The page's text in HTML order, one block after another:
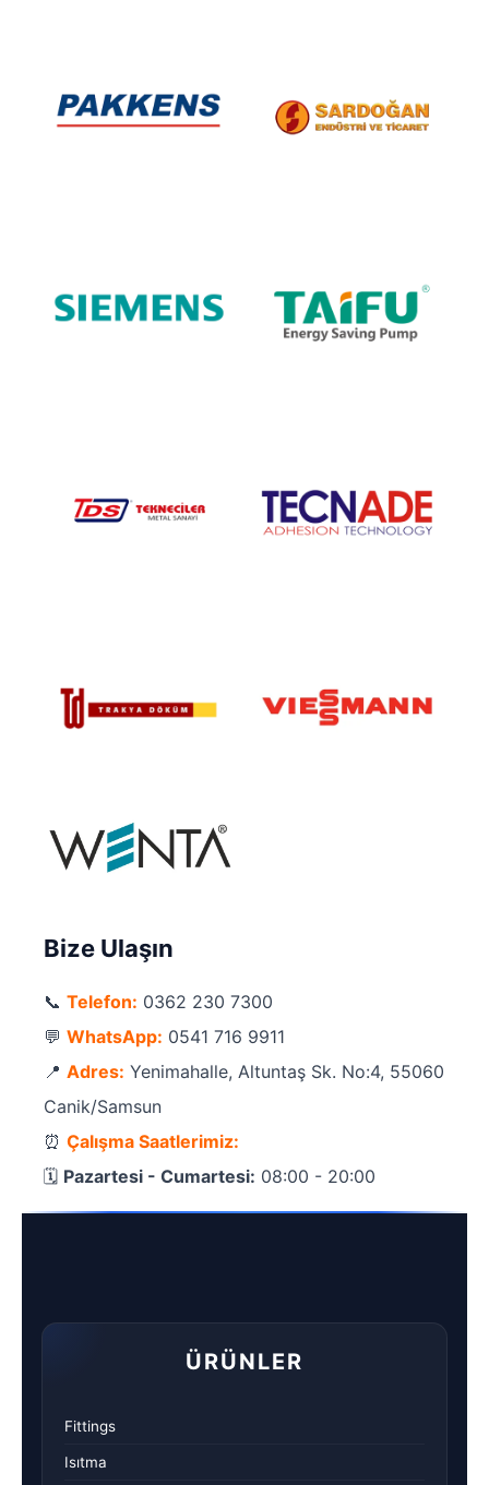
Bize Ulaşın
📞 Telefon: 0362 230 7300
💬 WhatsApp: 0541 716 9911
📍 Adres: Yenimahalle, Altuntaş Sk. No:4, 55060
Canik/Samsun
⏰ Çalışma Saatlerimiz:
🗓️ Pazartesi - Cumartesi: 08:00 - 20:00
ÜRÜNLER
Fittings
Isıtma